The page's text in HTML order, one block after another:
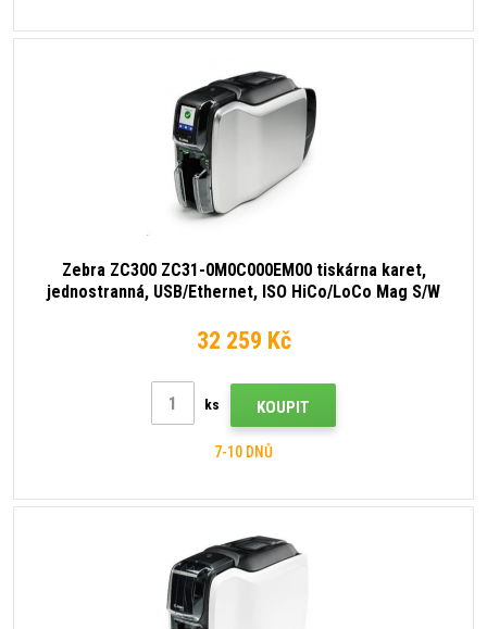
Zebra ZC300 ZC31-0M0C000EM00 tiskárna karet,
jednostranná, USB/Ethernet, ISO HiCo/LoCo Mag S/W
32 259 Kč
ks KOUPIT
7-10 DNŮ